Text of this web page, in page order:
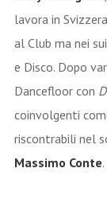
lavora in
al Club ma nei
e Disco. Dopo
Dancefloor con
coinvolgenti
riscontrabili nel
Massimo Conte.